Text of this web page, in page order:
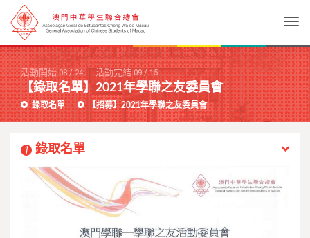
活動開始 08/24 活動完結 09/15
【錄取名單】2021年學聯之友委員會
錄取名單 【招募】2021年學聯之友委員會
1 錄取名單